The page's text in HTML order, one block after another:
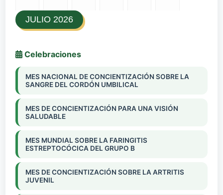
JULIO 2026
Celebraciones
MES NACIONAL DE CONCIENTIZACIÓN SOBRE LA
SANGRE DEL CORDÓN UMBILICAL
MES DE CONCIENTIZACIÓN PARA UNA VISIÓN
SALUDABLE
MES MUNDIAL SOBRE LA FARINGITIS
ESTREPTOCÓCICA DEL GRUPO B
MES DE CONCIENTIZACIÓN SOBRE LA ARTRITIS
JUVENIL